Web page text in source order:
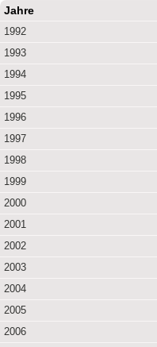
Jahre
1992
1993
1994
1995
1996
1997
1998
1999
2000
2001
2002
2003
2004
2005
2006